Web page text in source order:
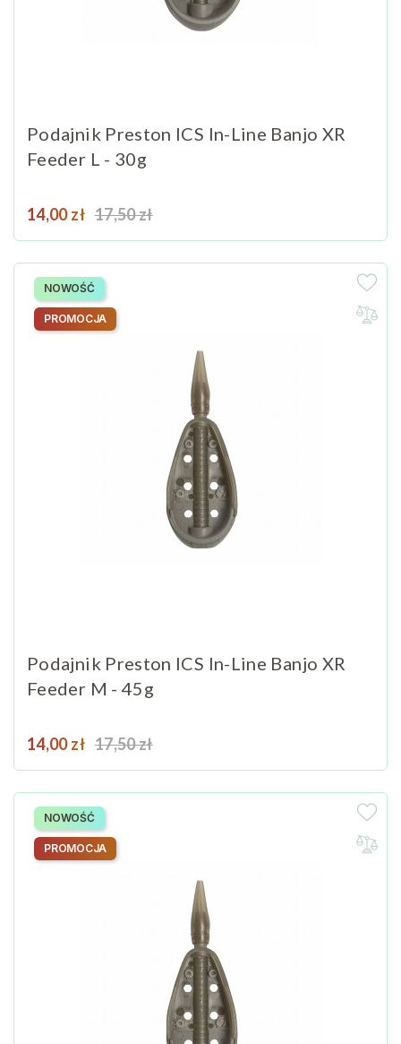
Podajnik Preston ICS In-Line Banjo XR
Feeder L - 30g
Cena
14,00 zł Cena podstawowa
17,50 zł
Podajnik Preston ICS In-Line Banjo XR
Feeder M - 45g
Cena
14,00 zł Cena podstawowa
17,50 zł
NOWOŚĆ
PROMOCJA
NOWOŚĆ
PROMOCJA